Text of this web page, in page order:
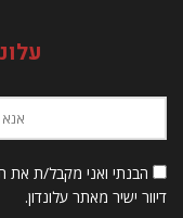
הבנתי ואני מקבל/ת את
דיוור ישיר מאתר עלונדון.